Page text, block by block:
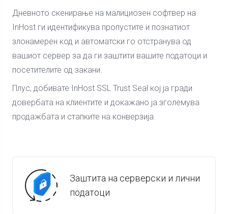
Дневното скенирање на малициозен софтвер на
InHost ги идентификува пропустите и познатиот
злонамерен код и автоматски го отстранува од
вашиот сервер за да ги заштити вашите податоци и
посетителите од закани.
Плус, добивате InHost SSL Trust Seal кој ја гради
довербата на клиентите и докажано ја зголемува
продажбата и стапките на конверзија.
Заштита на серверски и лични
податоци